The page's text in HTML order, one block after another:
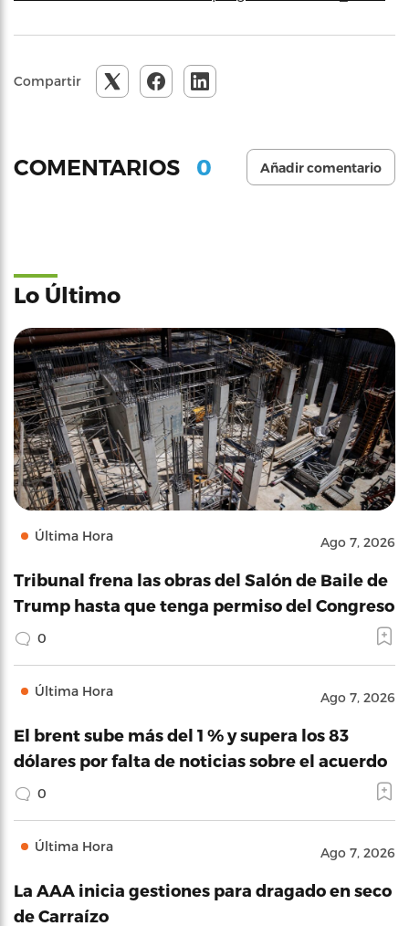
Compartir
COMENTARIOS 0 Añadir comentario
Lo Último
Última Hora Ago 7, 2026
Tribunal frena las obras del Salón de Baile de
Trump hasta que tenga permiso del Congreso
0
Última Hora Ago 7, 2026
El brent sube más del 1 % y supera los 83
dólares por falta de noticias sobre el acuerdo
0
Última Hora Ago 7, 2026
La AAA inicia gestiones para dragado en seco
de Carraízo